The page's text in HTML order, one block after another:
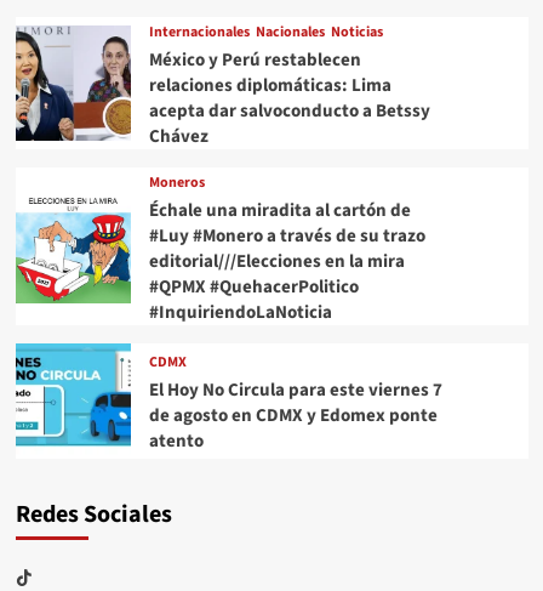
Internacionales Nacionales Noticias
México y Perú restablecen
relaciones diplomáticas: Lima
acepta dar salvoconducto a Betssy
Chávez
Moneros
Échale una miradita al cartón de
#Luy #Monero a través de su trazo
editorial///Elecciones en la mira
#QPMX #QuehacerPolitico
#InquiriendoLaNoticia
CDMX
El Hoy No Circula para este viernes 7
de agosto en CDMX y Edomex ponte
atento
Redes Sociales
TikTok